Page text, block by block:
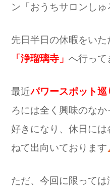
ン「おうちサロンしゅ
先日半日の休暇をい
「浄瑠璃寺」 へ行って
最近パワースポット巡
ろには全く興味のな
好きになり、休日に
ねて出向いております
ただ、今回に限って